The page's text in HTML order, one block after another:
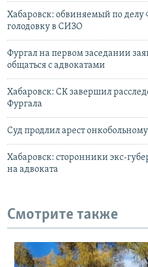
Хабаровск: обвиняемый по делу
голодовку в СИЗО
Фургал на первом заседании
общаться с адвокатами
Хабаровск: СК завершил
Фургала
Суд продлил арест
Хабаровск: сторонники экс-
на адвоката
Смотрите также